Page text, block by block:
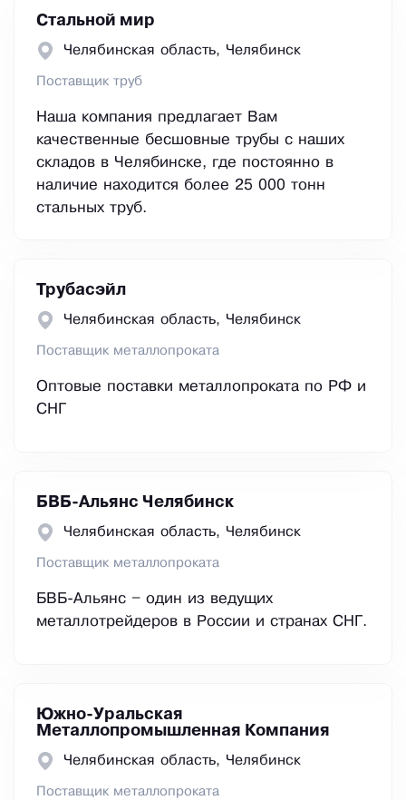
Стальной мир
Челябинская область, Челябинск
Поставщик труб
Наша компания предлагает Вам
качественные бесшовные трубы с наших
складов в Челябинске, где постоянно в
наличие находится более 25 000 тонн
стальных труб.
Трубасэйл
Челябинская область, Челябинск
Поставщик металлопроката
Оптовые поставки металлопроката по РФ и
СНГ
БВБ-Альянс Челябинск
Челябинская область, Челябинск
Поставщик металлопроката
БВБ-Альянс – один из ведущих
металлотрейдеров в России и странах СНГ.
Южно-Уральская
Металлопромышленная Компания
Челябинская область, Челябинск
Поставщик металлопроката